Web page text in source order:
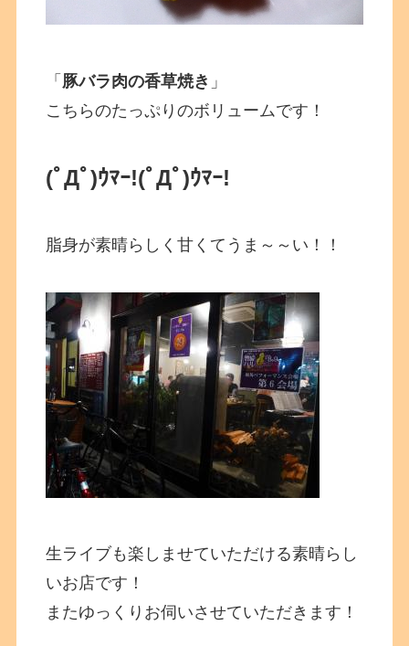
「 豚バラ肉の香草焼き 」
こちらのたっぷりのボリュームです！
(ﾟДﾟ)ｳﾏｰ!(ﾟДﾟ)ｳﾏｰ!
脂身が素晴らしく甘くてうま～～い！！
生ライブも楽しませていただける素晴らし
いお店です！
またゆっくりお伺いさせていただきます！